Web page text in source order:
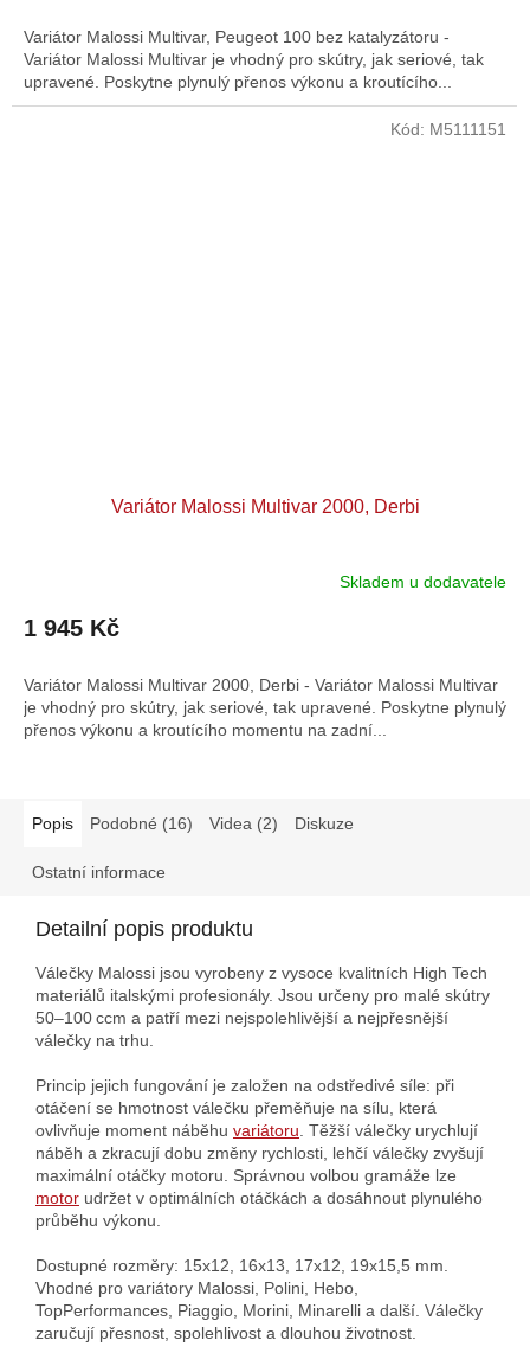
Variátor Malossi Multivar, Peugeot 100 bez katalyzátoru -
Variátor Malossi Multivar je vhodný pro skútry, jak seriové, tak
upravené. Poskytne plynulý přenos výkonu a kroutícího...
Variátor Malossi Multivar 2000, Derbi
Skladem u dodavatele
1 945 Kč
Variátor Malossi Multivar 2000, Derbi - Variátor Malossi Multivar
je vhodný pro skútry, jak seriové, tak upravené. Poskytne plynulý
přenos výkonu a kroutícího momentu na zadní...
Kód: M5111151
Popis Podobné (16) Videa (2) Diskuze
Ostatní informace
Detailní popis produktu
Válečky Malossi jsou vyrobeny z vysoce kvalitních High Tech
materiálů italskými profesionály. Jsou určeny pro malé skútry
50–100 ccm a patří mezi nejspolehlivější a nejpřesnější
válečky na trhu.
Princip jejich fungování je založen na odstředivé síle: při
otáčení se hmotnost válečku přeměňuje na sílu, která
ovlivňuje moment náběhu variátoru . Těžší válečky urychlují
náběh a zkracují dobu změny rychlosti, lehčí válečky zvyšují
maximální otáčky motoru. Správnou volbou gramáže lze
motor udržet v optimálních otáčkách a dosáhnout plynulého
průběhu výkonu.
Dostupné rozměry: 15x12, 16x13, 17x12, 19x15,5 mm.
Vhodné pro variátory Malossi, Polini, Hebo,
TopPerformances, Piaggio, Morini, Minarelli a další. Válečky
zaručují přesnost, spolehlivost a dlouhou životnost.